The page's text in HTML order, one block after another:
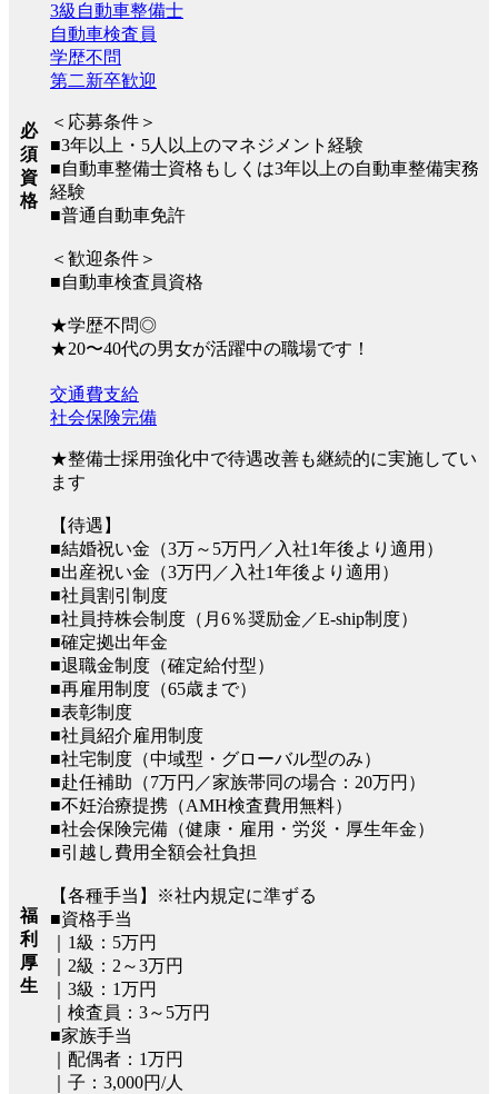
必
須
資
格
3級自動車整備士
自動車検査員
学歴不問
第二新卒歓迎
＜応募条件＞
■3年以上・5人以上のマネジメント経験
■自動車整備士資格もしくは3年以上の自動車整備実務
経験
■普通自動車免許
＜歓迎条件＞
■自動車検査員資格
★学歴不問◎
★20〜40代の男女が活躍中の職場です！
福
利
厚
生
交通費支給
社会保険完備
★整備士採用強化中で待遇改善も継続的に実施してい
ます
【待遇】
■結婚祝い金（3万～5万円／入社1年後より適用）
■出産祝い金（3万円／入社1年後より適用）
■社員割引制度
■社員持株会制度（月6％奨励金／E-ship制度）
■確定拠出年金
■退職金制度（確定給付型）
■再雇用制度（65歳まで）
■表彰制度
■社員紹介雇用制度
■社宅制度（中域型・グローバル型のみ）
■赴任補助（7万円／家族帯同の場合：20万円）
■不妊治療提携（AMH検査費用無料）
■社会保険完備（健康・雇用・労災・厚生年金）
■引越し費用全額会社負担
【各種手当】※社内規定に準ずる
■資格手当
｜1級：5万円
｜2級：2～3万円
｜3級：1万円
｜検査員：3～5万円
■家族手当
｜配偶者：1万円
｜子：3,000円/人